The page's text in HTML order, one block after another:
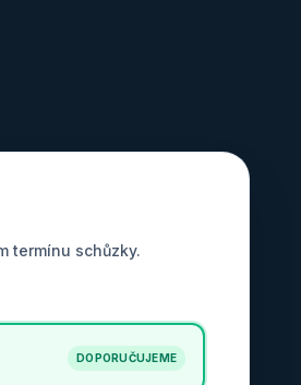
termínu schůzky.
DOPORUČUJEME